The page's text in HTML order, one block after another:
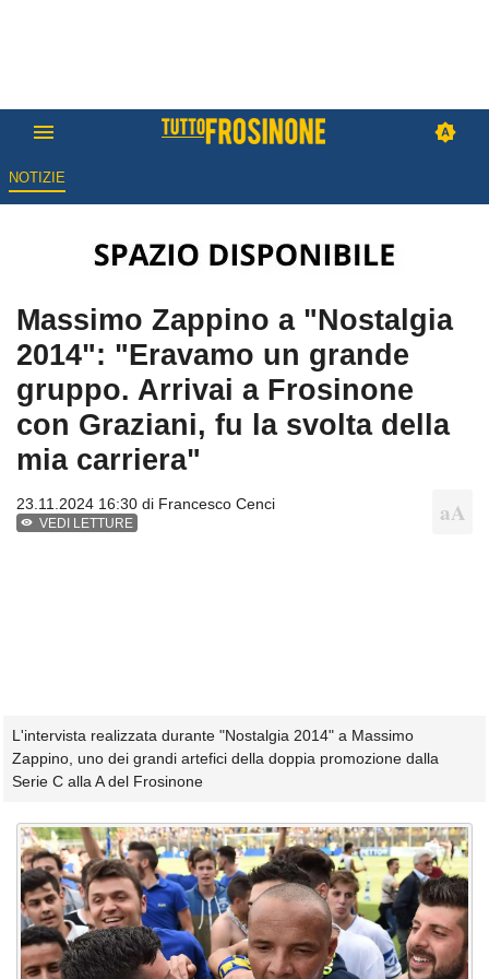
NOTIZIE
Massimo Zappino a "Nostalgia
2014": "Eravamo un grande
gruppo. Arrivai a Frosinone
con Graziani, fu la svolta della
mia carriera"
23.11.2024 16:30 di Francesco Cenci
VEDI LETTURE
L'intervista realizzata durante "Nostalgia 2014" a Massimo
Zappino, uno dei grandi artefici della doppia promozione dalla
Serie C alla A del Frosinone